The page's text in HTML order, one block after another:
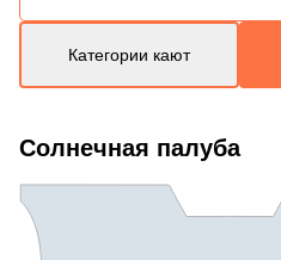
Категории кают
Солнечная палуба